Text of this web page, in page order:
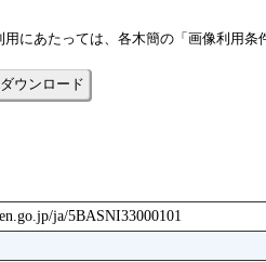
用にあたっては、各木簡の「画像利用条
ウンロード
ja/5BASNI33000101